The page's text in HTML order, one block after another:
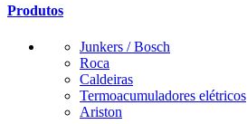
Produtos
Junkers / Bosch
Roca
Caldeiras
Termoacumuladores elétricos
Ariston